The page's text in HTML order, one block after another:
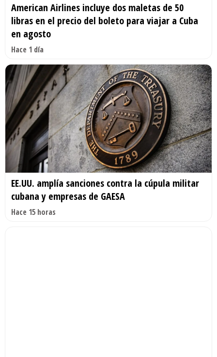
American Airlines incluye dos maletas de 50
libras en el precio del boleto para viajar a Cuba
en agosto
Hace 1 día
EE.UU. amplía sanciones contra la cúpula militar
cubana y empresas de GAESA
Hace 15 horas